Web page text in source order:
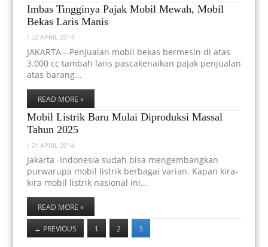
Imbas Tingginya Pajak Mobil Mewah, Mobil
Bekas Laris Manis
/ 22 APRIL 2014
JAKARTA—Penjualan mobil bekas bermesin di atas
3.000 cc tambah laris pascakenaikan pajak penjualan
atas barang…
READ MORE »
Mobil Listrik Baru Mulai Diproduksi Massal
Tahun 2025
/ 21 APRIL 2014
Jakarta -Indonesia sudah bisa mengembangkan
purwarupa mobil listrik berbagai varian. Kapan kira-
kira mobil listrik nasional ini…
READ MORE »
← PREVIOUS 1 2 3